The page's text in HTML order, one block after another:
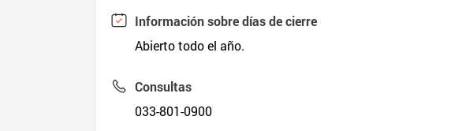
Información sobre días de cierre
Abierto todo el año.
Consultas
033-801-0900